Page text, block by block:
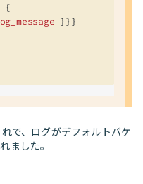
{
}}}
で、ログがデフォルトバケ
ました。